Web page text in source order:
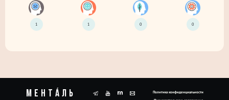
1 1 0 0
Ментáль
Политика конфиденциальности